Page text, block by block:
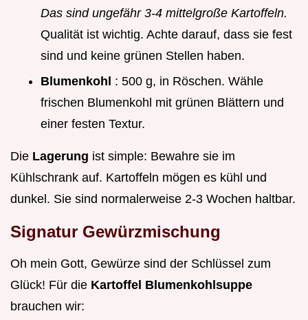
Das sind ungefähr 3-4 mittelgroße Kartoffeln.
Qualität ist wichtig. Achte darauf, dass sie fest
sind und keine grünen Stellen haben.
Blumenkohl : 500 g, in Röschen. Wähle
frischen Blumenkohl mit grünen Blättern und
einer festen Textur.
Die Lagerung ist simple: Bewahre sie im
Kühlschrank auf. Kartoffeln mögen es kühl und
dunkel. Sie sind normalerweise 2-3 Wochen haltbar.
Signatur Gewürzmischung
Oh mein Gott, Gewürze sind der Schlüssel zum
Glück! Für die Kartoffel Blumenkohlsuppe
brauchen wir: